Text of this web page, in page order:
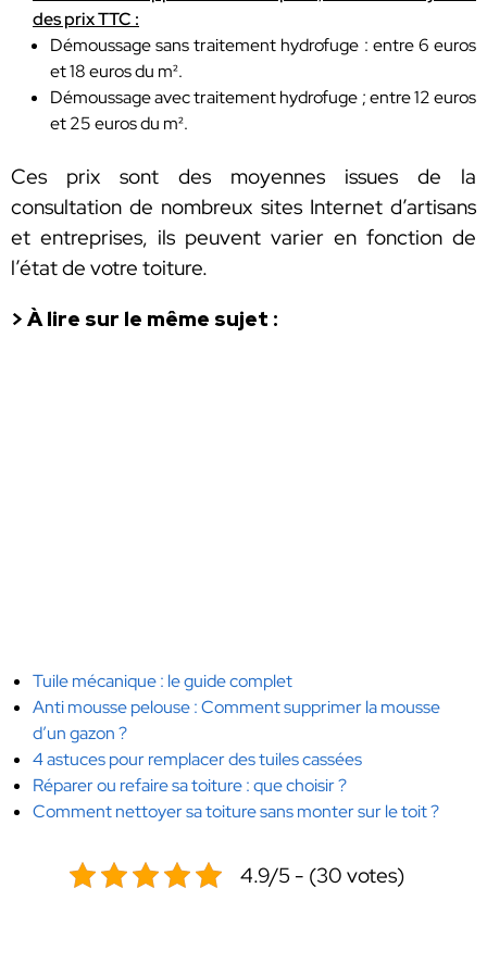
des prix TTC :
Démoussage sans traitement hydrofuge : entre 6 euros
et 18 euros du m².
Démoussage avec traitement hydrofuge ; entre 12 euros
et 25 euros du m².
Ces prix sont des moyennes issues de la
consultation de nombreux sites Internet d’artisans
et entreprises, ils peuvent varier en fonction de
l’état de votre toiture.
> À lire sur le même sujet :
Tuile mécanique : le guide complet
Anti mousse pelouse : Comment supprimer la mousse
d’un gazon ?
4 astuces pour remplacer des tuiles cassées
Réparer ou refaire sa toiture : que choisir ?
Comment nettoyer sa toiture sans monter sur le toit ?
4.9/5 - (30 votes)